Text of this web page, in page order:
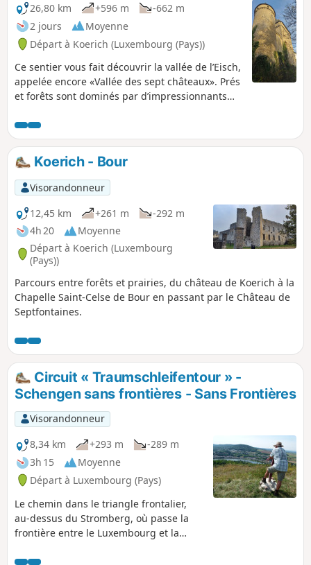
26,80 km
+596 m
-662 m
2 jours
Moyenne
Départ à Koerich (Luxembourg (Pays))
Ce sentier vous fait découvrir la vallée de l’Eisch,
appelée encore «Vallée des sept châteaux». Prés
et forêts sont dominés par d’impressionnants
passé, les grottes de Mamerleeën ainsi que les
rochers de Mamerlach et savourez le calme
paisible des chemins et sentiers forestiers !
Koerich - Bour
Visorandonneur
12,45 km
+261 m
-292 m
4h 20
Moyenne
Départ à Koerich (Luxembourg
(Pays))
Parcours entre forêts et prairies, du château de Koerich à la
Chapelle Saint-Celse de Bour en passant par le Château de
Septfontaines.
Circuit « Traumschleifentour » -
Schengen sans frontières - Sans Frontières
Visorandonneur
8,34 km
+293 m
-289 m
3h 15
Moyenne
Départ à Luxembourg (Pays)
Le chemin dans le triangle frontalier,
au-dessus du Stromberg, où passe la
frontière entre le Luxembourg et la
vallée de la Moselle, le Luxembourg, la